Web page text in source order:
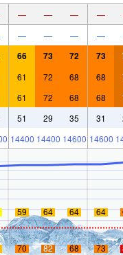
— — — —
— — — —
66 73 72 73
61 72 68 68
61 72 68 68
51 29 35 31
14400 14400 14600 14600
59 64 64 64
70 82 68 73